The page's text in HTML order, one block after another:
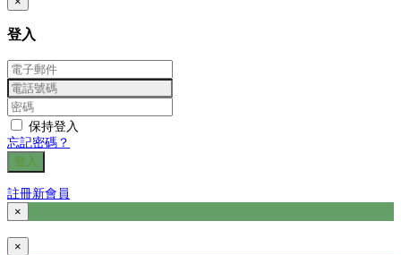
登入
保持登入
忘記密碼？
登入
註冊新會員
×
×